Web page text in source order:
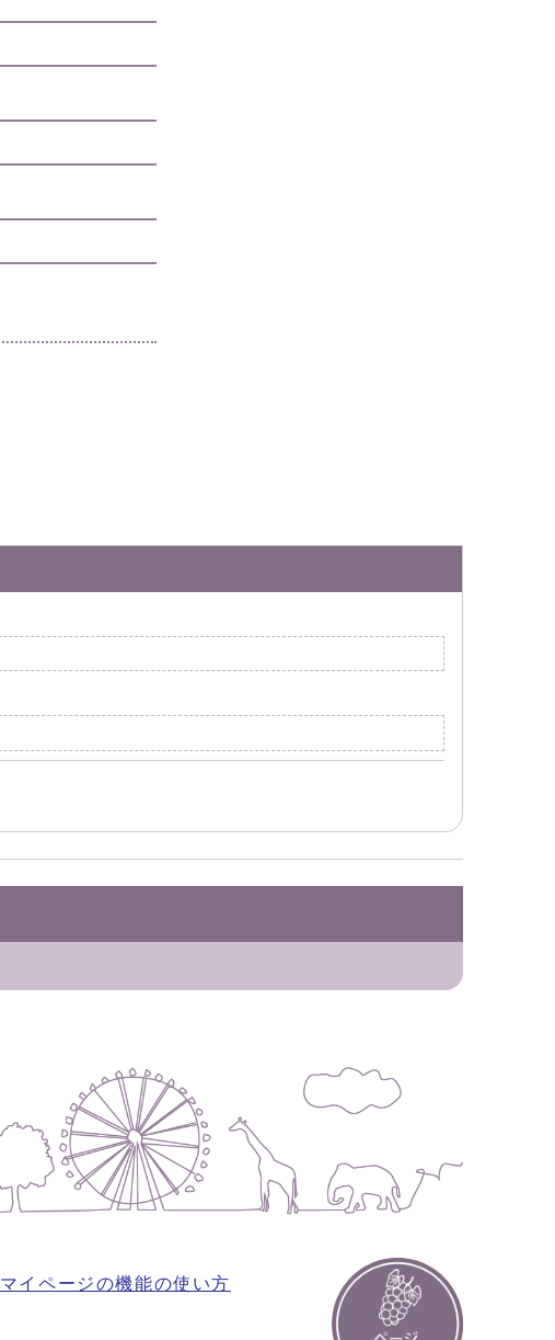
マイページの機能の使い方